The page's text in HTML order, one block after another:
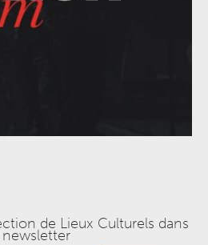
de Lieux Culturels dans
newsletter